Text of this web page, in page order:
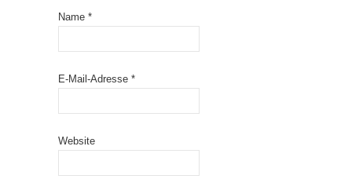
Name *
E-Mail-Adresse *
Website